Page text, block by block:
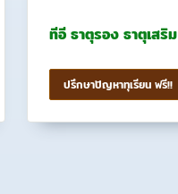
ทีอี ธาตุรอง ธาตุเสริม
ปรึกษาปัญหาทุเรียน ฟรี!!